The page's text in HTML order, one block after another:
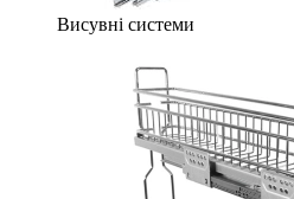
Висувні системи